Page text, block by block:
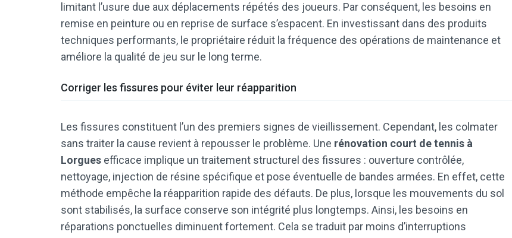
limitant l’usure due aux déplacements répétés des joueurs. Par conséquent, les besoins en
remise en peinture ou en reprise de surface s’espacent. En investissant dans des produits
techniques performants, le propriétaire réduit la fréquence des opérations de maintenance et
améliore la qualité de jeu sur le long terme.
Corriger les fissures pour éviter leur réapparition
Les fissures constituent l’un des premiers signes de vieillissement. Cependant, les colmater
sans traiter la cause revient à repousser le problème. Une rénovation court de tennis à
Lorgues efficace implique un traitement structurel des fissures : ouverture contrôlée,
nettoyage, injection de résine spécifique et pose éventuelle de bandes armées. En effet, cette
méthode empêche la réapparition rapide des défauts. De plus, lorsque les mouvements du sol
sont stabilisés, la surface conserve son intégrité plus longtemps. Ainsi, les besoins en
réparations ponctuelles diminuent fortement. Cela se traduit par moins d’interruptions